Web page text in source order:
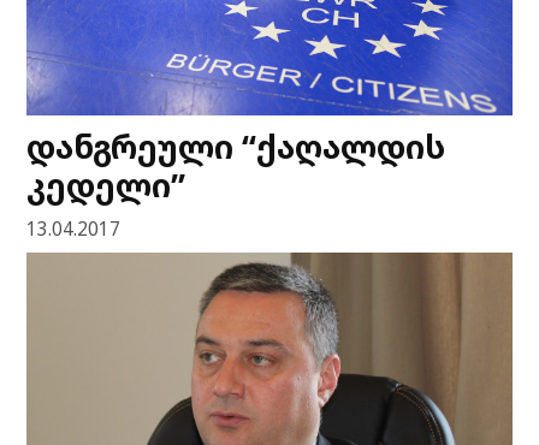
დანგრეული “ქაღალდის
კედელი”
13.04.2017